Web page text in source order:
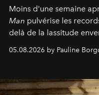
Moins d'une semaine
Man pulvérise les
delà de la lassitude
personnages
05.08.2026 by Pauline